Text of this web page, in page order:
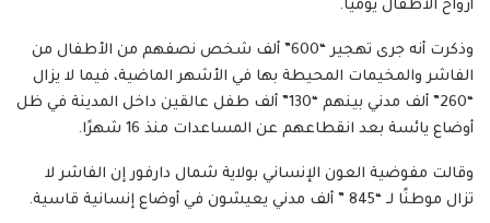
أرواح الأطفال يوميًا.
وذكرت أنه جرى تهجير “600” ألف شخص نصفهم من الأطفال من
الفاشر والمخيمات المحيطة بها في الأشهر الماضية، فيما لا يزال
“260” ألف مدني بينهم “130” ألف طفل عالقين داخل المدينة في ظل
أوضاع يائسة بعد انقطاعهم عن المساعدات منذ 16 شهرًا.
وقالت مفوضية العون الإنساني بولاية شمال دارفور إن الفاشر لا
تزال موطنًا لـ “845 ” ألف مدني يعيشون في أوضاع إنسانية قاسية.